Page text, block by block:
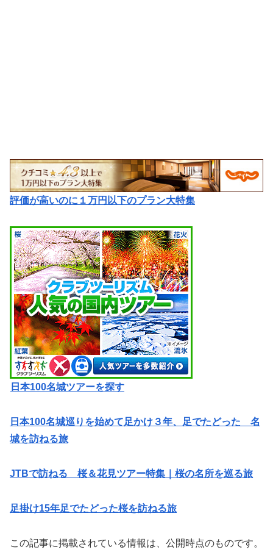
評価が高いのに１万円以下のプラン大特集
日本100名城ツアーを探す
日本100名城巡りを始めて足かけ３年、足でたどった 名
城を訪ねる旅
JTBで訪ねる 桜＆花見ツアー特集｜桜の名所を巡る旅
足掛け15年足でたどった桜を訪ねる旅
この記事に掲載されている情報は、公開時点のものです。